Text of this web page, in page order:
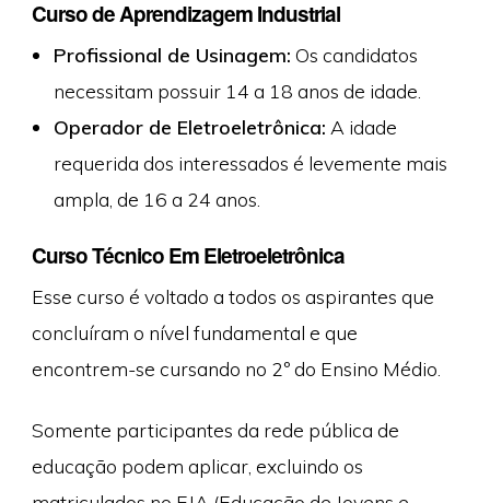
Curso de Aprendizagem Industrial
Profissional de Usinagem: Os candidatos
necessitam possuir 14 a 18 anos de idade.
Operador de Eletroeletrônica: A idade
requerida dos interessados é levemente mais
ampla, de 16 a 24 anos.
Curso Técnico Em Eletroeletrônica
Esse curso é voltado a todos os aspirantes que
concluíram o nível fundamental e que
encontrem-se cursando no 2º do Ensino Médio.
Somente participantes da rede pública de
educação podem aplicar, excluindo os